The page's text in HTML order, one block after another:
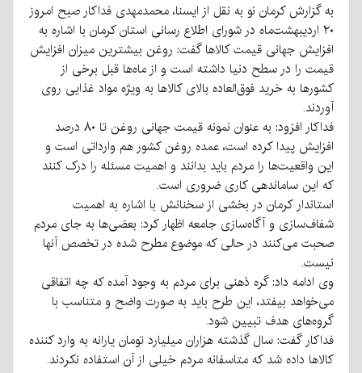
به گزارش کرمان نو به نقل از ایسنا، محمدمهدی فداکار صبح امروز
۲۰ اردیبهشت‌ماه در شورای اطلاع رسانی استان کرمان با اشاره به
افزایش جهانی قیمت کالاها گفت: روغن بیشترین میزان افزایش
قیمت را در سطح دنیا داشته است و از ماه‌ها قبل برخی از
کشورها به خرید فوق‌العاده بالای کالاها به ویژه مواد غذایی روی
آوردند.
فداکار افزود: به عنوان نمونه قیمت جهانی روغن تا ۸۰ درصد
افزایش پیدا کرده است، عمده روغن کشور هم وارداتی است و
این واقعیت‌ها را مردم باید بدانند و اهمیت مسئله را درک کنند
که این ساماندهی کاری ضروری است.
استاندار کرمان در بخشی از سخنانش با اشاره به اهمیت
شفاف‌سازی و آگاه‌سازی جامعه اظهار کرد: بعضی‌ها به جای مردم
صحبت می‌کنند در حالی که موضوع مطرح شده در تخصص آنها
نیست.
وی ادامه داد: گره ذهنی برای مردم به وجود آمده که چه اتفاقی
می‌خواهد بیفتد، این طرح باید به صورت واضح و متناسب با
گروه‌های هدف تبیین شود.
فداکار گفت: سال گذشته هزاران میلیارد تومان یارانه به وارد کننده
کالاها داده شد که متاسفانه مردم خیلی از آن استفاده نکردند.